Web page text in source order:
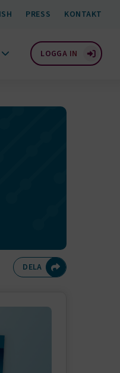
PRESS KONTAKT
LOGGA IN
DELA Dela på